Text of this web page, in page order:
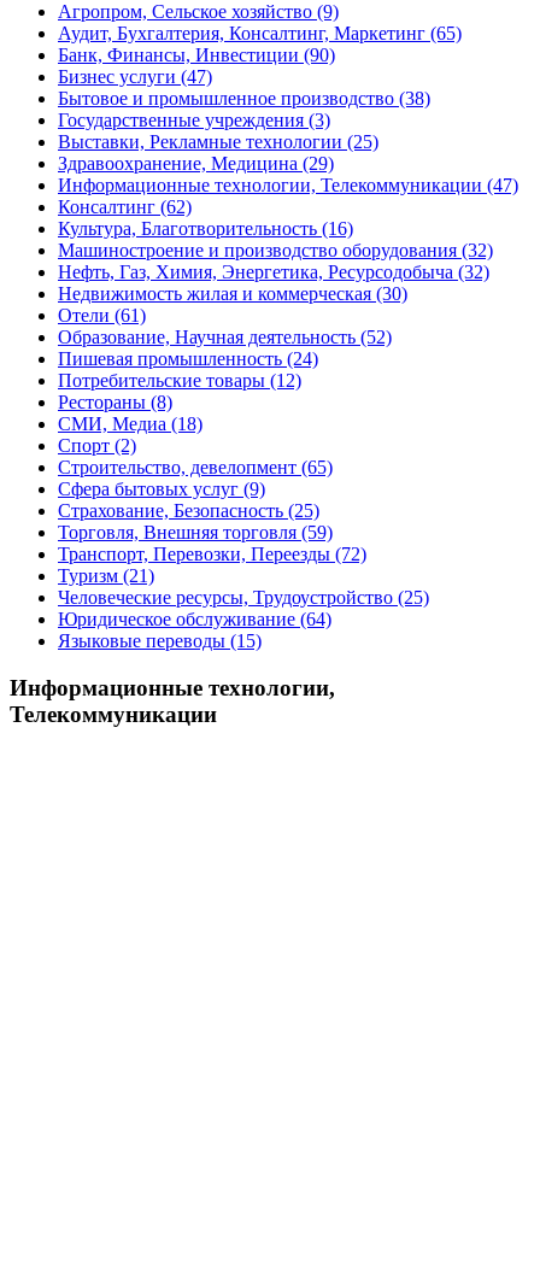
Агропром, Сельское хозяйство (9)
Аудит, Бухгалтерия, Консалтинг, Маркетинг (65)
Банк, Финансы, Инвестиции (90)
Бизнес услуги (47)
Бытовое и промышленное производство (38)
Государственные учреждения (3)
Выставки, Рекламные технологии (25)
Здравоохранение, Медицина (29)
Информационные технологии, Телекоммуникации (47)
Консалтинг (62)
Культура, Благотворительность (16)
Машиностроение и производство оборудования (32)
Нефть, Газ, Химия, Энергетика, Ресурсодобыча (32)
Недвижимость жилая и коммерческая (30)
Отели (61)
Образование, Научная деятельность (52)
Пишевая промышленность (24)
Потребительские товары (12)
Рестораны (8)
СМИ, Медиа (18)
Спорт (2)
Строительство, девелопмент (65)
Сфера бытовых услуг (9)
Страхование, Безопасность (25)
Торговля, Внешняя торговля (59)
Транспорт, Перевозки, Переезды (72)
Туризм (21)
Человеческие ресурсы, Трудоустройство (25)
Юридическое обслуживание (64)
Языковые переводы (15)
Информационные технологии,
Телекоммуникации